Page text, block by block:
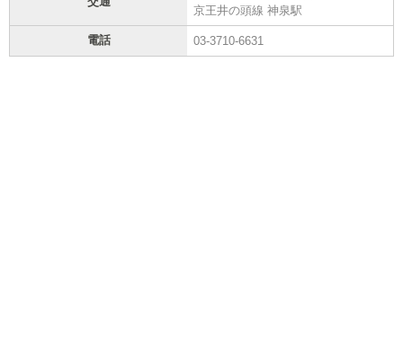
京王井の頭線 神泉駅
電話 03-3710-6631